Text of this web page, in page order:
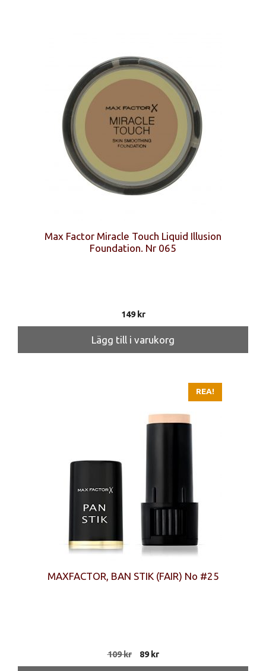
Max Factor Miracle Touch Liquid Illusion
Foundation. Nr 065
149kr
Lägg till i varukorg
REA!
MAXFACTOR, BAN STIK (FAIR) No #25
109kr
Det
ursprungliga
89krDet
nuvarande